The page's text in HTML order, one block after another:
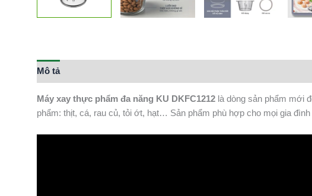
Mô tả
Máy xay thực phẩm đa năng KU DKFC1212 là dòng sản phẩm mới
phẩm: thịt, cá, rau củ, tỏi ớt, hạt… Sản phẩm phù hợp cho mọi gia